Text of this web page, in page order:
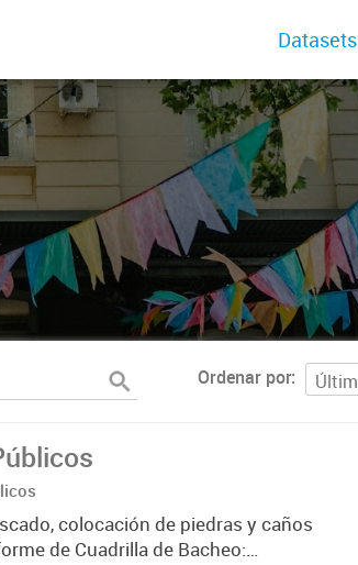
Datasets
Ordenar por
colocación de piedras y caños
de Cuadrilla de Bacheo: